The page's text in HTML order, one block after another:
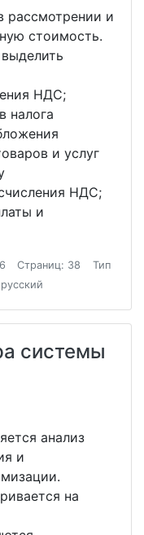
рассмотрении и
стоимость.
НДС;
налога
и услуг
НДС;
и
Страниц: 38
Тип
системы
анализ
и
на